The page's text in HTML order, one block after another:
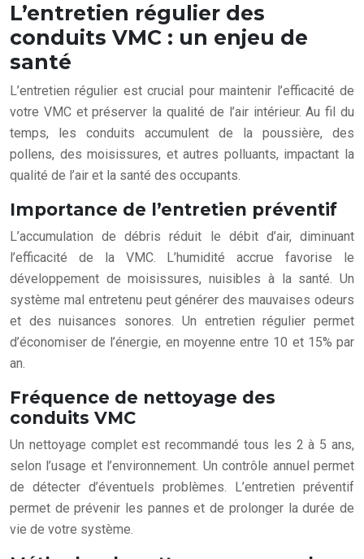
L’entretien régulier des
conduits VMC : un enjeu de
santé
L’entretien régulier est crucial pour maintenir l’efficacité de
votre VMC et préserver la qualité de l’air intérieur. Au fil du
temps, les conduits accumulent de la poussière, des
pollens, des moisissures, et autres polluants, impactant la
qualité de l’air et la santé des occupants.
Importance de l’entretien préventif
L’accumulation de débris réduit le débit d’air, diminuant
l’efficacité de la VMC. L’humidité accrue favorise le
développement de moisissures, nuisibles à la santé. Un
système mal entretenu peut générer des mauvaises odeurs
et des nuisances sonores. Un entretien régulier permet
d’économiser de l’énergie, en moyenne entre 10 et 15% par
an.
Fréquence de nettoyage des
conduits VMC
Un nettoyage complet est recommandé tous les 2 à 5 ans,
selon l’usage et l’environnement. Un contrôle annuel permet
de détecter d’éventuels problèmes. L’entretien préventif
permet de prévenir les pannes et de prolonger la durée de
vie de votre système.